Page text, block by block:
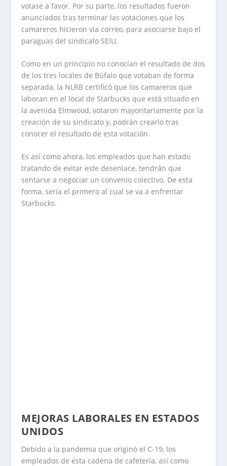
votase a favor. Por su parte, los resultados fueron
anunciados tras terminar las votaciones que los
camareros hicieron vía correo, para asociarse bajo el
paraguas del sindicato SEIU.
Como en un principio no conocían el resultado de dos
de los tres locales de Búfalo que votaban de forma
separada, la NLRB certificó que los camareros que
laboran en el local de Starbucks que está situado en
la avenida Elmwood, votaron mayoritariamente por la
creación de su sindicato y, podrán crearlo tras
conocer el resultado de esta votación.
Es así como ahora, los empleados que han estado
tratando de evitar este desenlace, tendrán que
sentarse a negociar un convenio colectivo. De esta
forma, sería el primero al cual se va a enfrentar
Starbucks.
MEJORAS LABORALES EN ESTADOS
UNIDOS
Debido a la pandemia que originó el C-19, los
empleados de esta cadena de cafetería, así como